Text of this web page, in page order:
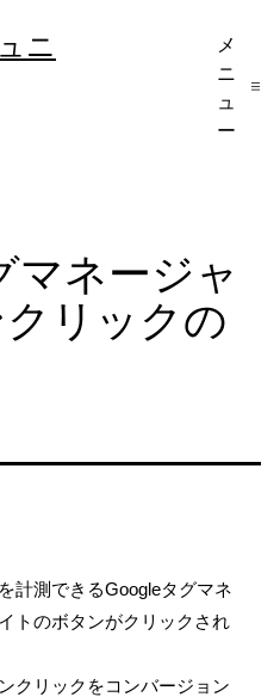
ニ
メ
ニ
ュ
ー
マネージャ
リックの
計測できるGoogleタグマネ
トのボタンがクリックされ
クリックをコンバージョン